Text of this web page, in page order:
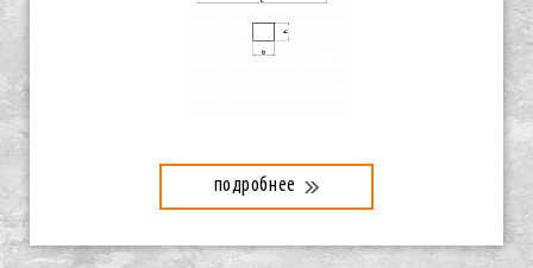
подробнее